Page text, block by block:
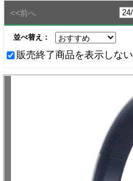
<<前へ
並べ替え：
販売終了商品を表示しない